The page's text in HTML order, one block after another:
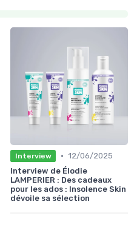
Interview • 12/06/2025
Interview de Élodie
LAMPERIER : Des cadeaux
pour les ados : Insolence Skin
dévoile sa sélection